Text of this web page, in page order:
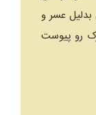
عسر و
رو پیوست